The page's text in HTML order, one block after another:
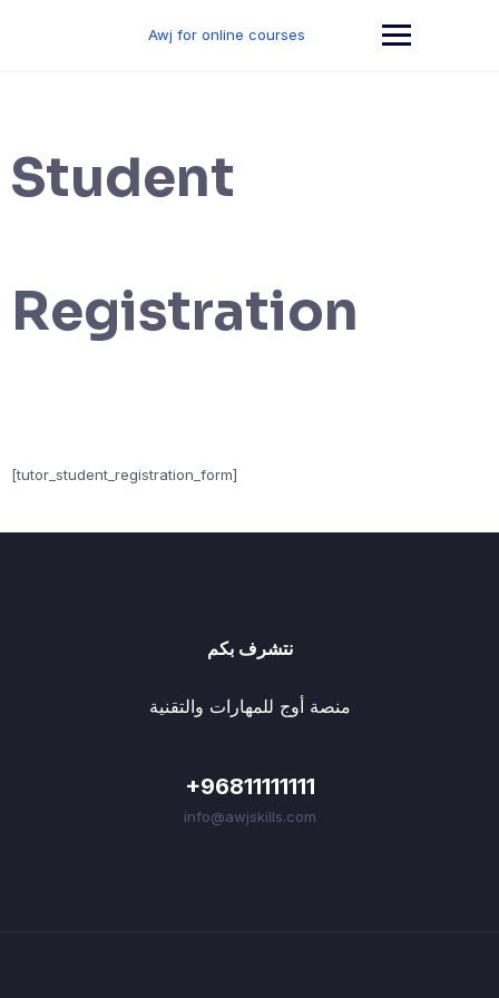
Awj for online courses
Student
Registration
[tutor_student_registration_form]
نتشرف بكم
منصة أوج للمهارات والتقنية
+96811111111
info@awjskills.com